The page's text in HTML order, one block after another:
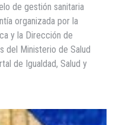
de gestión sanitaria
organizada por la
y la Dirección de
del Ministerio de Salud
de Igualdad, Salud y